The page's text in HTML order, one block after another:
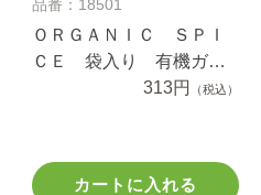
品番：18501
ＯＲＧＡＮＩＣ ＳＰＩ
ＣＥ 袋入り 有機ガラ
ムマサラ １０.９ｇ
313円 （税込）
カートに入れる